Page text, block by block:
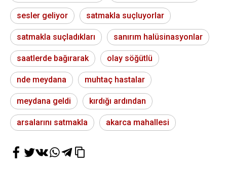
sesler geliyor satmakla suçluyorlar
satmakla suçladıkları sanırım halüsinasyonlar
saatlerde bağırarak olay söğütlü
nde meydana muhtaç hastalar
meydana geldi kırdığı ardından
arsalarını satmakla akarca mahallesi